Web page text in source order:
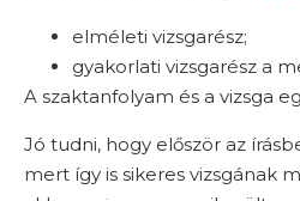
elméleti vizsgarész;
gyakorlati vizsgarész a
A szaktanfolyam és a vizsga
Jó tudni, hogy először az
mert így is sikeres vizsgának